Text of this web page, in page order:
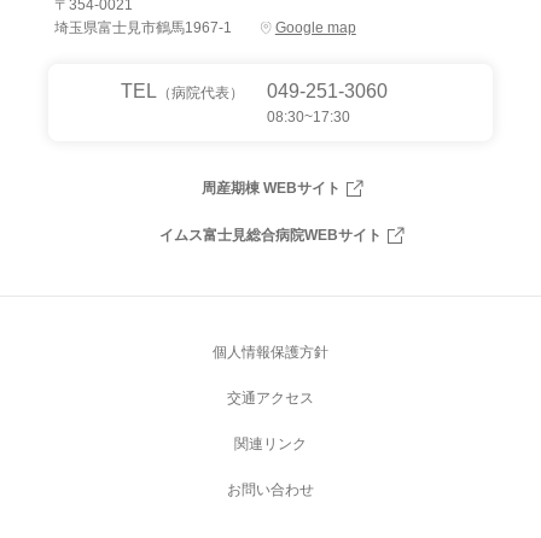
〒354-0021
埼玉県富士見市鶴馬1967-1 Google map
TEL （病院代表） 049-251-3060
08:30~17:30
周産期棟 WEBサイト
イムス富士見総合病院WEBサイト
個人情報保護方針
交通アクセス
関連リンク
お問い合わせ